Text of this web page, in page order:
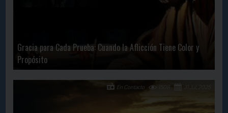
Gracia para Cada Prueba: Cuando la Aflicción Tiene Color y
Propósito
31 Jul, 2025
1508
En Contacto